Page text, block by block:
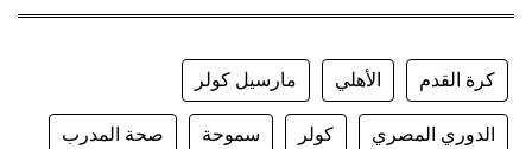
كرة القدم الأهلي مارسيل كولر
الدوري المصري كولر سموحة صحة المدرب